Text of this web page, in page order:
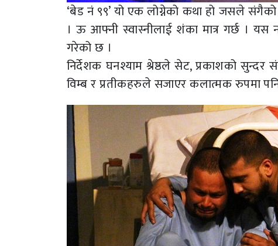
‘बेड नं ९९’ यो एक लोग्नेको कथा हो जसले
। ऊ आफ्नी स्वास्नीलाई शंका मात्र गर्छ । यस
गरेको छ ।
निर्देशक घनश्याम श्रेष्ठले सेट, प्रकाशको
विम्ब र प्रतीकहरुले सजाएर कलात्मक रुपमा